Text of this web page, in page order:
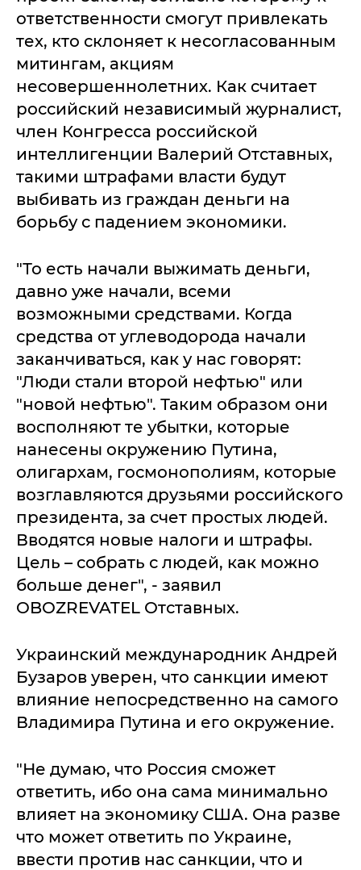
ответственности смогут привлекать
тех, кто склоняет к несогласованным
митингам, акциям
несовершеннолетних. Как считает
российский независимый журналист,
член Конгресса российской
интеллигенции Валерий Отставных,
такими штрафами власти будут
выбивать из граждан деньги на
борьбу с падением экономики.
"То есть начали выжимать деньги,
давно уже начали, всеми
возможными средствами. Когда
средства от углеводорода начали
заканчиваться, как у нас говорят:
"Люди стали второй нефтью" или
"новой нефтью". Таким образом они
восполняют те убытки, которые
нанесены окружению Путина,
олигархам, госмонополиям, которые
возглавляются друзьями российского
президента, за счет простых людей.
Вводятся новые налоги и штрафы.
Цель – собрать с людей, как можно
больше денег", - заявил
OBOZREVATEL Отставных.
Украинский международник Андрей
Бузаров уверен, что санкции имеют
влияние непосредственно на самого
Владимира Путина и его окружение.
"Не думаю, что Россия сможет
ответить, ибо она сама минимально
влияет на экономику США. Она разве
что может ответить по Украине,
ввести против нас санкции, что и